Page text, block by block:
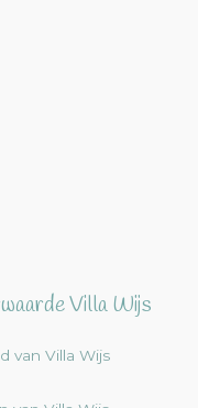
Villa Wijs
van Villa Wijs